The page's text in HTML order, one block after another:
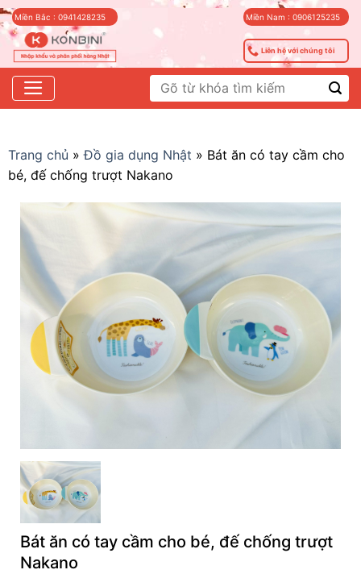
Skip
to
content
Miền Bắc : 0941428235 Miền Nam : 0906125235
Liên hệ với chúng tôi
Tìm
kiếm:
Trang chủ »Đồ gia dụng Nhật » Bát ăn có tay cầm cho
bé, đế chống trượt Nakano
Bát ăn có tay cầm cho bé, đế chống trượt
Nakano